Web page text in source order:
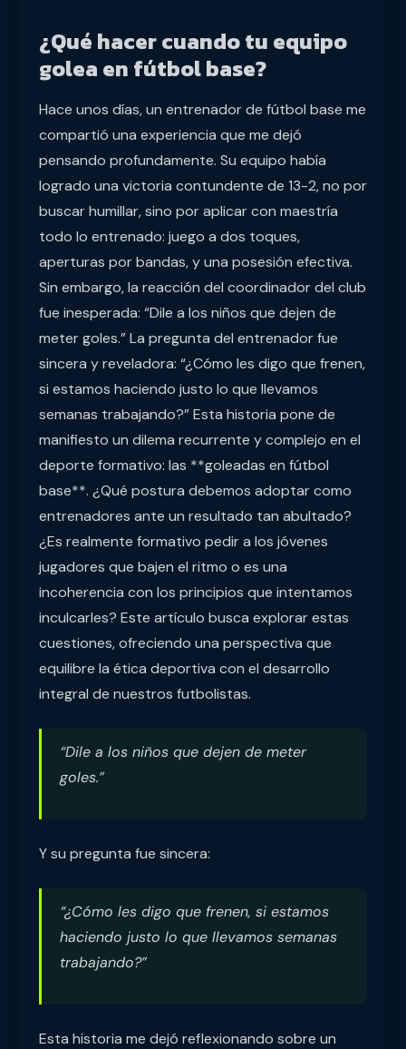
¿Qué hacer cuando tu equipo
golea en fútbol base?
Hace unos días, un entrenador de fútbol base me
compartió una experiencia que me dejó
pensando profundamente. Su equipo había
logrado una victoria contundente de 13-2, no por
buscar humillar, sino por aplicar con maestría
todo lo entrenado: juego a dos toques,
aperturas por bandas, y una posesión efectiva.
Sin embargo, la reacción del coordinador del club
fue inesperada: “Dile a los niños que dejen de
meter goles.” La pregunta del entrenador fue
sincera y reveladora: “¿Cómo les digo que frenen,
si estamos haciendo justo lo que llevamos
semanas trabajando?” Esta historia pone de
manifiesto un dilema recurrente y complejo en el
deporte formativo: las **goleadas en fútbol
base**. ¿Qué postura debemos adoptar como
entrenadores ante un resultado tan abultado?
¿Es realmente formativo pedir a los jóvenes
jugadores que bajen el ritmo o es una
incoherencia con los principios que intentamos
inculcarles? Este artículo busca explorar estas
cuestiones, ofreciendo una perspectiva que
equilibre la ética deportiva con el desarrollo
integral de nuestros futbolistas.
“Dile a los niños que dejen de meter
goles.”
Y su pregunta fue sincera:
“¿Cómo les digo que frenen, si estamos
haciendo justo lo que llevamos semanas
trabajando?”
Esta historia me dejó reflexionando sobre un